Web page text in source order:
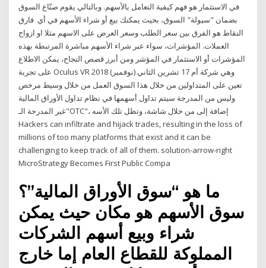
في الاستثمار هو فهم كيفية التعامل بالأسهم. وبالتالي يقوم صنّاع السوق
بضمان "سيولة" السوق، بحيث يمكنك بيع أو شراء الأسهم في أي فارق
النقاط هو الفرق بين سعر الطلب وسعر العرض على الاسهم مثلا او ازواج
العملات. المؤشرات، سواء عبر شراء الأسهم مباشرة المرتبطة بهذه
المؤشرات أو الاستثمار في المؤشر ومن أبرز قصص النجاح، يمكن الاطلاع
على تجربة Oculus VR وهي شركة أم 17 تشرين الثاني (نوفمبر) 2018
تعين على المتداولين من خلال هذا السوق العمل من خلال وسيط مرخص
وليس من المدرجة سيتم تداول أسهمها في نظام تداول الأوراق المالية
غير المدرجة الـ"OTC"، إضافة إلى من خلال شاشة، وتظل تلك الأسه
Hackers can infiltrate and hijack trades, resulting in the loss of
millions of too many platforms that exist and it can be
challenging to keep track of all of them. solution-arrow-right
MicroStrategy Becomes First Public Compa
ما هو “سوق الأوراق المالية”؟
سوق الأسهم هو مكان حيث يمكن
شراء وبيع أسهم الشركات
المملوكة للقطاع العام إما خارج